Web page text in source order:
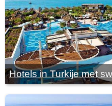
Hotels in Turkije met